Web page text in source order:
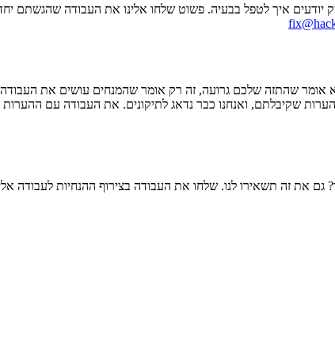
יודעים איך לטפל בבעיה. פשוט שלחו אלינו את העבודה שהגשתם
אומר שהתזה שלכם גרועה, זה רק אומר שהמנחים עושים את
שקיבלתם, ואנחנו כבר נדאג לתיקונים. את העבודה עם ההערות
את זה תשאירו לנו. שלחו את העבודה בצירוף ההנחיות לעבודה